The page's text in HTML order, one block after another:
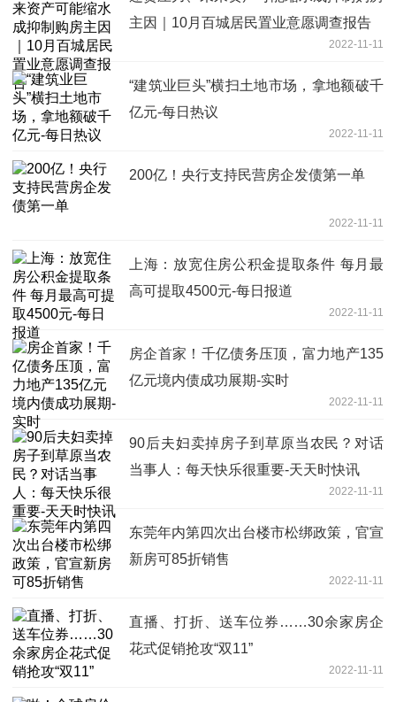
主因｜10月百城居民置业意愿调查报告
2022-11-11
“建筑业巨头”横扫土地市场，拿地额破千
亿元-每日热议
2022-11-11
200亿！央行支持民营房企发债第一单
2022-11-11
上海：放宽住房公积金提取条件 每月最
高可提取4500元-每日报道
2022-11-11
房企首家！千亿债务压顶，富力地产135
亿元境内债成功展期-实时
2022-11-11
90后夫妇卖掉房子到草原当农民？对话
当事人：每天快乐很重要-天天时快讯
2022-11-11
东莞年内第四次出台楼市松绑政策，官宣
新房可85折销售
2022-11-11
直播、打折、送车位券……30余家房企
花式促销抢攻“双11”
2022-11-11